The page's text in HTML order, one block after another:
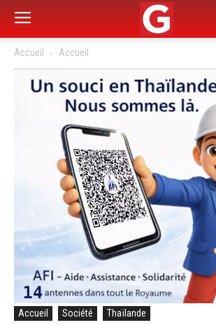
Accueil Accueil
Accueil Société Thaïlande